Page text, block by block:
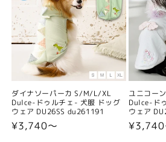
ダイナソーパーカ S/M/L/XL
Dulce-ドゥルチェ- 犬服 ドッグ
ウェア DU26SS du261191
通
¥3,740〜
ユニコー
Dulce-ド
ウェア
通
¥3,740